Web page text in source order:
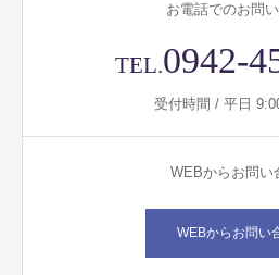
お電話でのお問
TEL.0942-
受付時間 / 平日
WEBからお問い
WEBからお問い